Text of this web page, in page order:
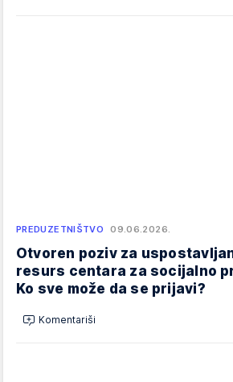
PREDUZETNIŠTVO 09.06.2026.
Otvoren poziv za
resurs centara za socijalno
Ko sve može da se prijavi?
Komentariši